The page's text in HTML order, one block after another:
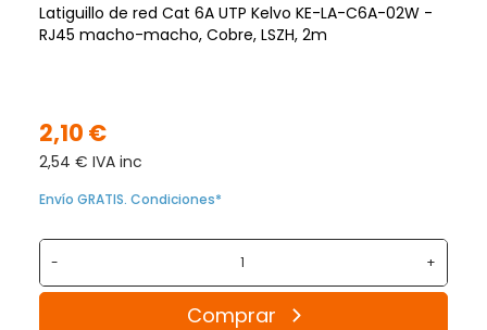
Latiguillo de red Cat 6A UTP Kelvo KE-LA-C6A-02W -
RJ45 macho-macho, Cobre, LSZH, 2m
2,10 €
2,54 € IVA inc
Envío GRATIS. Condiciones*
- +
Comprar